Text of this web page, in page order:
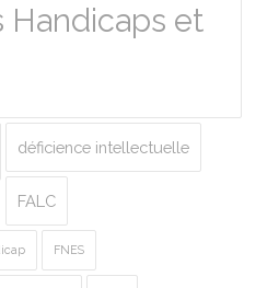
Handicaps et
déficience intellectuelle
FALC
FNES